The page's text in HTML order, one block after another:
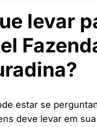
levar
estar se
deve levar em